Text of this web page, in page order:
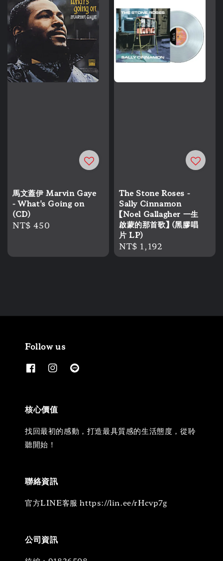
馬文蓋伊 Marvin Gaye
- What's Going on
(CD)
Regular
NT$ 450
The Stone Roses -
Sally Cinnamon
【Noel Gallagher 一生
啟蒙的那首歌】 (黑膠唱
片 LP)
Regular
price
NT$ 1,192
Follow us
核心價值
找回最初的感動，打造最具質感的生活態度，從聆
聽開始！
聯絡資訊
官方LINE客服 https://lin.ee/rHcvp7g
公司資訊